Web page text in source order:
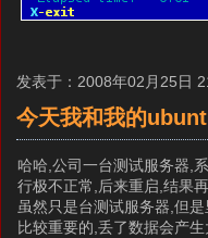
发表于：2008年02月25日
今天我和我的
哈哈,公司一台测试服务器,
行极不正常,后来重启,结果
虽然只是台测试服务器,但
比较重要的,丢了数据会产